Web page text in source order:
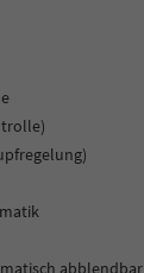
abblendbar